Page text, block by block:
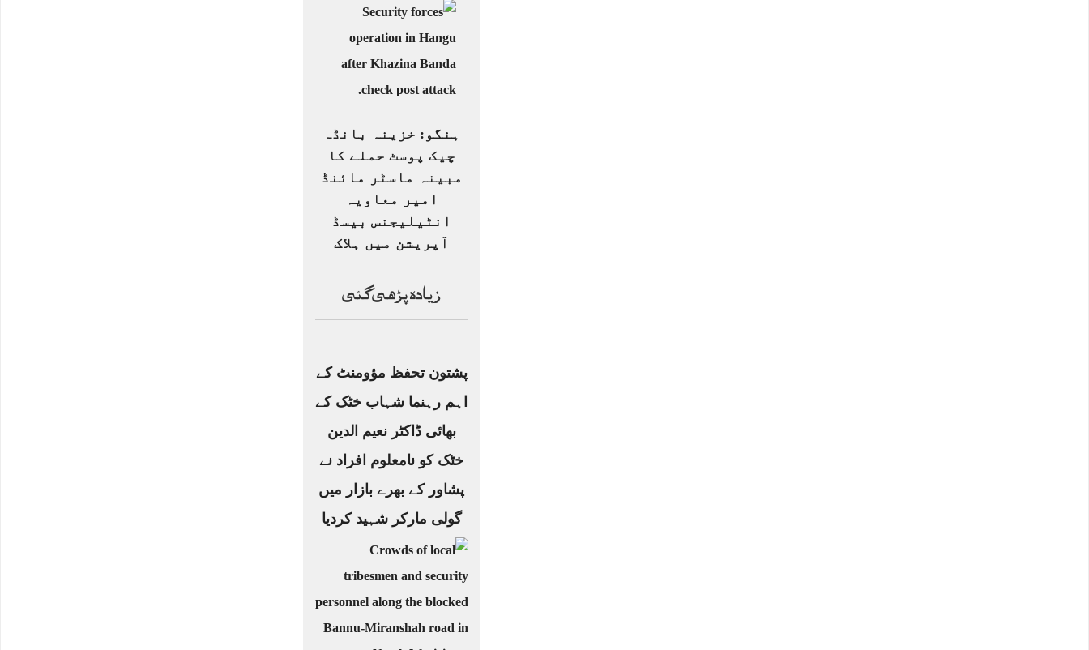
ہنگو: خزینہ بانڈہ
چیک پوسٹ حملے کا
مبینہ ماسٹر مائنڈ
امیر معاویہ
انٹیلیجنس بیسڈ
آپریشن میں ہلاک
زیادہ پڑھی گئی
پشتون تحفظ مؤومنٹ کے
اہم رہنما شہاب خٹک کے
بھائی ڈاکٹر نعیم الدین
خٹک کو نامعلوم افراد نے
پشاور کے بھرے بازار میں
گولی مارکر شہید کردیا